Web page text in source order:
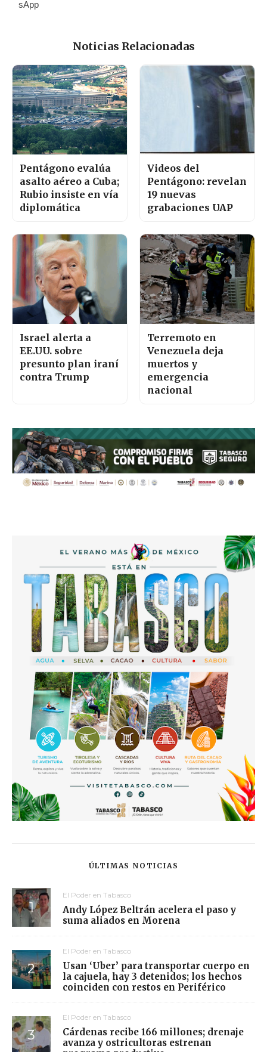
Noticias Relacionadas
Pentágono evalúa
asalto aéreo a Cuba;
Rubio insiste en vía
diplomática
Videos del
Pentágono: revelan
19 nuevas
grabaciones UAP
Israel alerta a
EE.UU. sobre
presunto plan iraní
contra Trump
Terremoto en
Venezuela deja
muertos y
emergencia
nacional
ÚLTIMAS NOTICIAS
El Poder en Tabasco
Andy López Beltrán acelera el paso y
suma aliados en Morena
El Poder en Tabasco
Usan ‘Uber’ para transportar cuerpo en
la cajuela, hay 3 detenidos; los hechos
coinciden con restos en Periférico
El Poder en Tabasco
Cárdenas recibe 166 millones; drenaje
avanza y ostricultoras estrenan